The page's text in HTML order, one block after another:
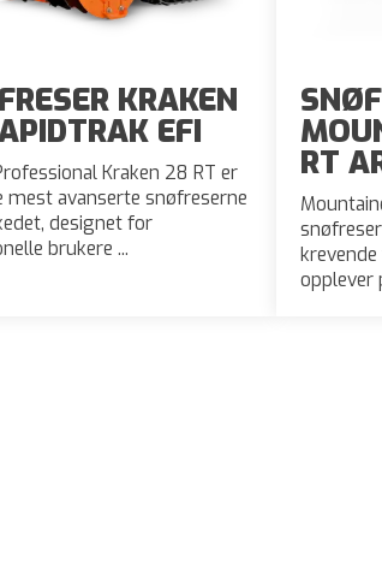
KRAKEN
EFI
Kraken 28 RT er
mest avanserte snøfreserne
designet for
brukere ...
RT
opplever